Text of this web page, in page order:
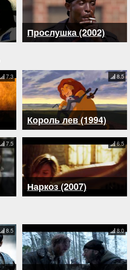
Прослушка (2002)
7.3
Король лев (1994)
8.5
7.5
Наркоз (2007)
6.5
8.5 8.0